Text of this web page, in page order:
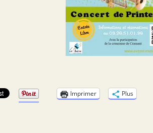
Imprimer Plus